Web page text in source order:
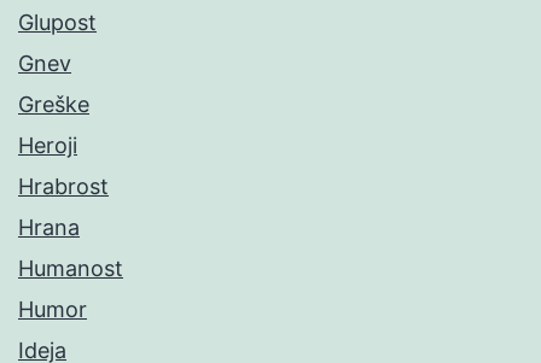
Glupost
Gnev
Greške
Heroji
Hrabrost
Hrana
Humanost
Humor
Ideja